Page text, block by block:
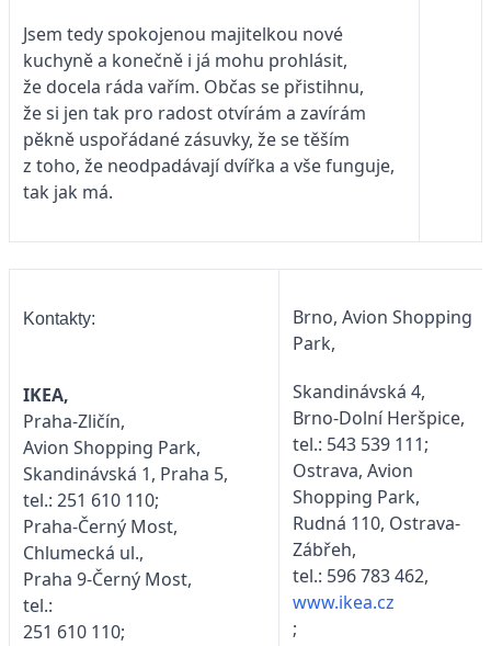
Jsem tedy spokojenou majitelkou nové
kuchyně a konečně i já mohu prohlásit,
že docela ráda vařím. Občas se přistihnu,
že si jen tak pro radost otvírám a zavírám
pěkně uspořádané zásuvky, že se těším
z toho, že neodpadávají dvířka a vše funguje,
tak jak má.
Kontakty:
IKEA,
Praha-Zličín,
Avion Shopping Park,
Skandinávská 1, Praha 5,
tel.: 251 610 110;
Praha-Černý Most,
Chlumecká ul.,
Praha 9-Černý Most,
tel.:
251 610 110;
Brno, Avion Shopping
Park,
Skandinávská 4,
Brno-Dolní Heršpice,
tel.: 543 539 111;
Ostrava, Avion
Shopping Park,
Rudná 110, Ostrava-
Zábřeh,
tel.: 596 783 462,
www.ikea.cz
;